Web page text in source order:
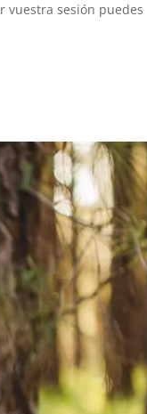
vuestra sesión puedes